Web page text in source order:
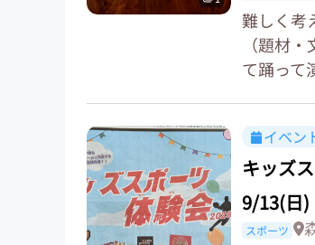
難しく考
（題材
て踊って
イベン
キッズ
9/13(日)
スポーツ